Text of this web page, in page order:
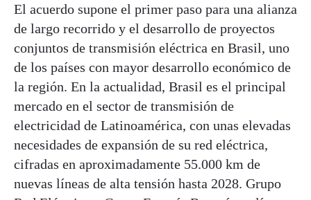
El acuerdo supone el primer paso para una alianza
de largo recorrido y el desarrollo de proyectos
conjuntos de transmisión eléctrica en Brasil, uno
de los países con mayor desarrollo económico de
la región. En la actualidad, Brasil es el principal
mercado en el sector de transmisión de
electricidad de Latinoamérica, con unas elevadas
necesidades de expansión de su red eléctrica,
cifradas en aproximadamente 55.000 km de
nuevas líneas de alta tensión hasta 2028. Grupo